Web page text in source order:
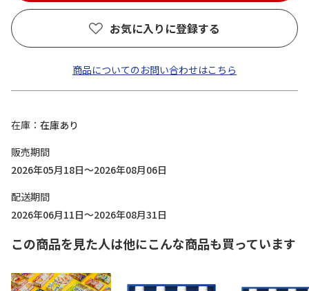
お気に入りに登録する
商品についてのお問い合わせはこちら
在庫
在庫あり
販売期間
2026年05月18日～2026年08月06日
配送期間
2026年06月11日～2026年08月31日
この商品を見た人は他にこんな商品も買っています